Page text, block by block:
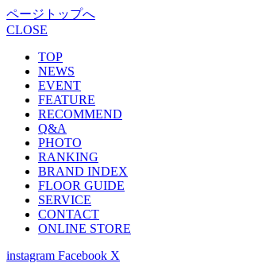
ページトップへ
CLOSE
TOP
NEWS
EVENT
FEATURE
RECOMMEND
Q&A
PHOTO
RANKING
BRAND INDEX
FLOOR GUIDE
SERVICE
CONTACT
ONLINE STORE
instagram Facebook X